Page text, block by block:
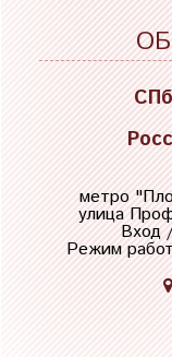
СПб
метро "
улица
Вход
Режим